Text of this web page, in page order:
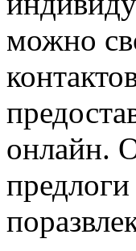
можно
онлайн.